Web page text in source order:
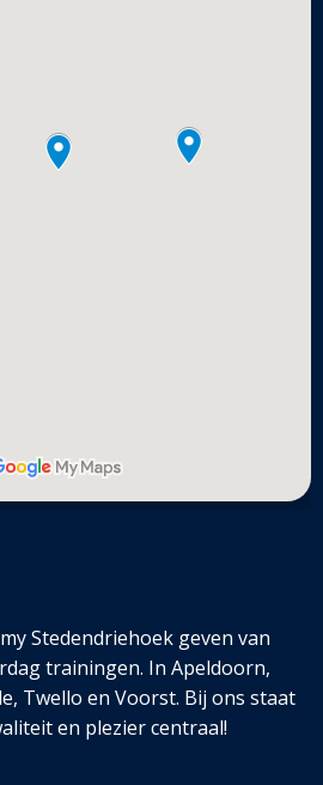
Stedendriehoek geven van
trainingen. In Apeldoorn,
Twello en Voorst. Bij ons staat
en plezier centraal!